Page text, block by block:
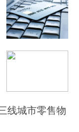
线城市零售物